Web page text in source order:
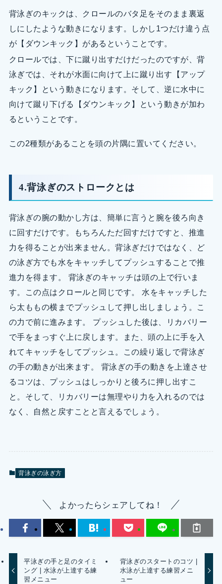
背泳ぎのキックは、クロールのバタ足をそのまま裏返
しにしたような動きになります。しかし1つだけ違う点
が【ダウンキック】があるということです。
クロールでは、下に蹴り出すだけだったのですが、背
泳ぎでは、それが水面に向けて上に蹴り出す【アップ
キック】という動きになります。そして、逆に水中に
向けて蹴り下げる【ダウンキック】という動きが加わ
るということです。
この2種類があることを頭の片隅に置いてください。
4.背泳ぎのストロークとは
背泳ぎの腕の動かし方は、簡単に言うと腕を後ろ向き
に回すだけです。もちろんただ回すだけですと、推進
力を得ることが出来ません。背泳ぎだけではなく、ど
の泳ぎ方でも水をキャッチしてプッシュすることで推
進力を得ます。 背泳ぎのキャッチは頭の上で行いま
す。この点はクロールと同じです。 水をキャッチした
ら太ももの横までプッシュして押し出しましょう。こ
の力で前に進みます。 プッシュした後は、リカバリー
で手をまっすぐ上に戻します。また、頭の上に手を入
れてキャッチをしてプッシュ。この繰り返しで背泳ぎ
の手の動きが出来ます。 背泳ぎの手の動きを上達させ
るコツは、プッシュはしっかりと後ろに押し出すこ
と。そして、リカバリーは無理やり力を入れるのでは
なく、自然と戻すことと言えるでしょう。
背泳ぎの泳ぎ方
よかったらシェアしてね！
平泳ぎの手と足のタイミ
ング | 水泳が上達する練
習メニュー
背泳ぎのスタートのコツ |
水泳が上達する練習メニ
ュー